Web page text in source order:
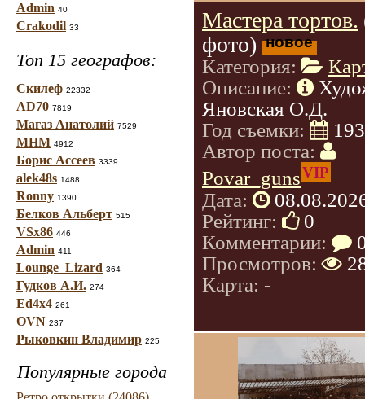
Admin 40
Crakodil 33
Топ 15 географов:
Скилеф 22332
AD70 7819
Магаз Анатолий 7529
МНМ 4912
Борис Ассеев 3339
alek48s 1488
Ronny 1390
Белков Альберт 515
VSx86 446
Admin 411
Lounge_Lizard 364
Гудков А.И. 274
Ed4x4 261
OVN 237
Рыковкин Владимир 225
Популярные города
Мастера тортов.
фото) новое
Категория:
Описание:
Яновская О.Д.
Год съемки:
Автор поста:
Povar_gunsVIP
Дата:
Рейтинг:
0
Комментарии:
Просмотров:
Карта: -